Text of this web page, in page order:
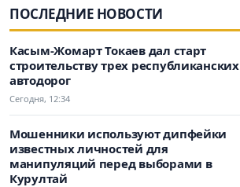
ПОСЛЕДНИЕ НОВОСТИ
Касым-Жомарт Токаев дал старт
строительству трех республиканских
автодорог
Сегодня, 12:34
Мошенники используют дипфейки
известных личностей для
манипуляций перед выборами в
Курултай